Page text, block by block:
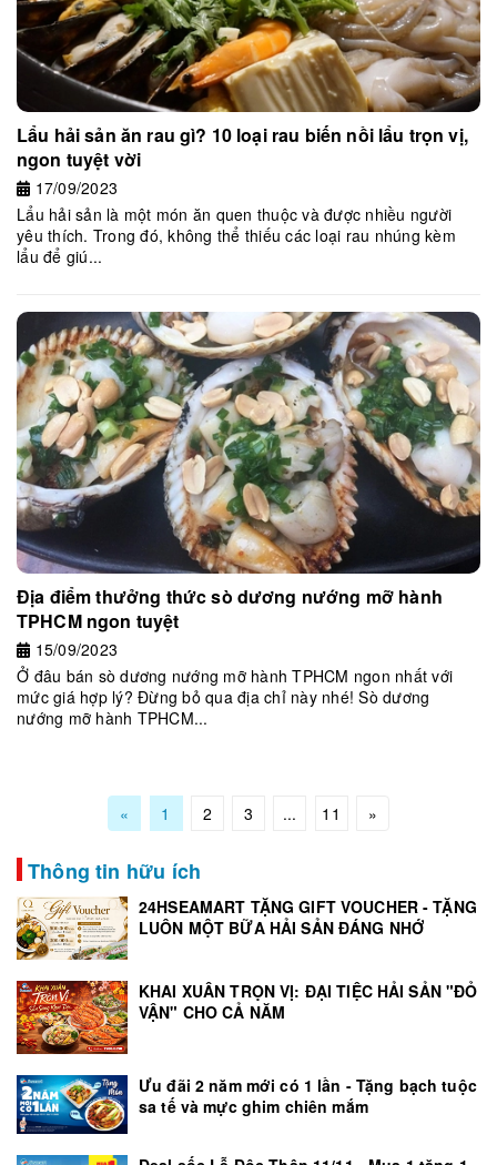
Lẩu hải sản ăn rau gì? 10 loại rau biến nồi lẩu trọn vị,
ngon tuyệt vời
17/09/2023
Lẩu hải sản là một món ăn quen thuộc và được nhiều người
yêu thích. Trong đó, không thể thiếu các loại rau nhúng kèm
lẩu để giú...
Địa điểm thưởng thức sò dương nướng mỡ hành
TPHCM ngon tuyệt
15/09/2023
Ở đâu bán sò dương nướng mỡ hành TPHCM ngon nhất với
mức giá hợp lý? Đừng bỏ qua địa chỉ này nhé! Sò dương
nướng mỡ hành TPHCM...
« 1 2 3 ... 11 »
Thông tin hữu ích
24HSEAMART TẶNG GIFT VOUCHER - TẶNG
LUÔN MỘT BỮA HẢI SẢN ĐÁNG NHỚ
KHAI XUÂN TRỌN VỊ: ĐẠI TIỆC HẢI SẢN "ĐỎ
VẬN" CHO CẢ NĂM
Ưu đãi 2 năm mới có 1 lần - Tặng bạch tuộc
sa tế và mực ghim chiên mắm